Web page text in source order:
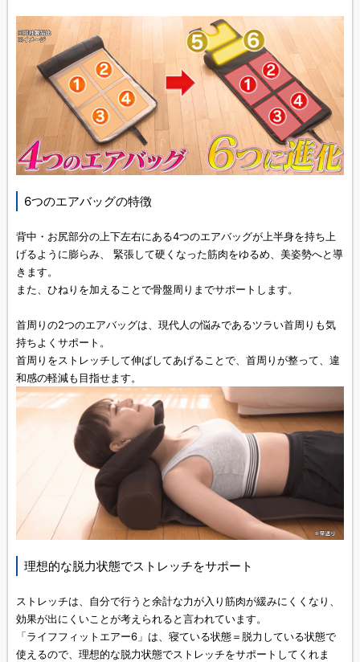
6つのエアバッグの特徴
背中・お尻部分の上下左右にある4つのエアバッグが上半身を持ち上
げるように膨らみ、 緊張して硬くなった筋肉をゆるめ、美姿勢へと導
きます。
また、ひねりを加えることで骨盤周りまでサポートします。
首周りの2つのエアバッグは、現代人の悩みであるツラい首周りも気
持ちよくサポート。
首周りをストレッチして伸ばしてあげることで、首周りが整って、違
和感の軽減も目指せます。
理想的な脱力状態でストレッチをサポート
ストレッチは、自分で行うと余計な力が入り筋肉が緩みにくくなり、
効果が出にくいことが考えられると言われています。
「ライフフィットエアー6」は、寝ている状態＝脱力している状態で
使えるので、理想的な脱力状態でストレッチをサポートしてくれま